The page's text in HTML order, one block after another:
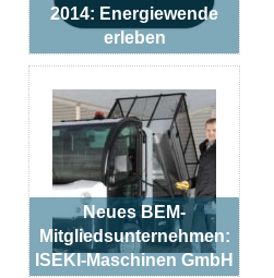
2014: Energiewende
erleben
Neues BEM-
Mitgliedsunternehmen:
ISEKI-Maschinen GmbH